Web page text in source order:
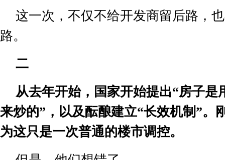
这一次，不仅不给开发商留后路，
路。
二
从去年开始，国家开始提出“房子是
来炒的” ，以及酝酿建立“长效机制 ”。
为这只是一次普通的楼市调控。